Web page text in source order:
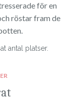
för en
röstar fram de
antal platser.